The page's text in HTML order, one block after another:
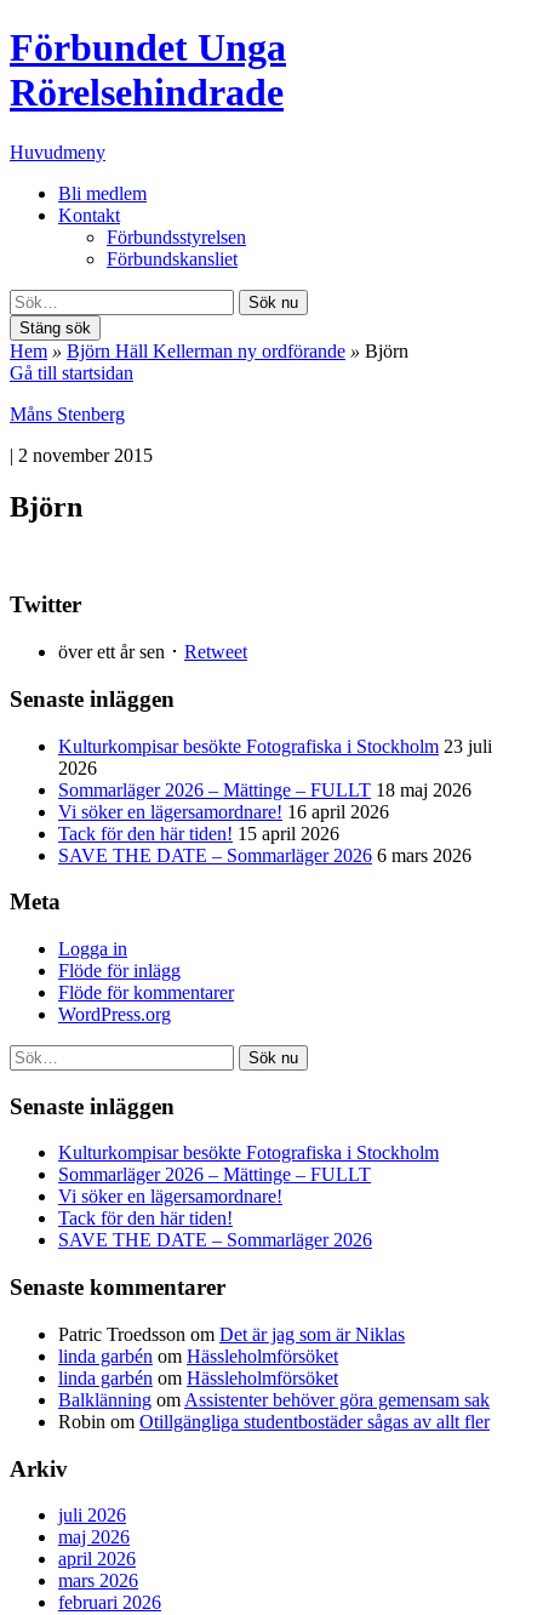
Förbundet Unga
Rörelsehindrade
Huvudmeny
Bli medlem
Kontakt
Förbundsstyrelsen
Förbundskansliet
Sök nu
Stäng sök
Hem » Björn Häll Kellerman ny ordförande » Björn
Gå till startsidan
Måns Stenberg
| 2 november 2015
Björn
Twitter
över ett år sen ･ Retweet
Senaste inläggen
Kulturkompisar besökte Fotografiska i Stockholm 23 juli
2026
Sommarläger 2026 – Mättinge – FULLT 18 maj 2026
Vi söker en lägersamordnare! 16 april 2026
Tack för den här tiden! 15 april 2026
SAVE THE DATE – Sommarläger 2026 6 mars 2026
Meta
Logga in
Flöde för inlägg
Flöde för kommentarer
WordPress.org
Sök nu
Senaste inläggen
Kulturkompisar besökte Fotografiska i Stockholm
Sommarläger 2026 – Mättinge – FULLT
Vi söker en lägersamordnare!
Tack för den här tiden!
SAVE THE DATE – Sommarläger 2026
Senaste kommentarer
Patric Troedsson om Det är jag som är Niklas
linda garbén om Hässleholmförsöket
linda garbén om Hässleholmförsöket
Balklänning om Assistenter behöver göra gemensam sak
Robin om Otillgängliga studentbostäder sågas av allt fler
Arkiv
juli 2026
maj 2026
april 2026
mars 2026
februari 2026